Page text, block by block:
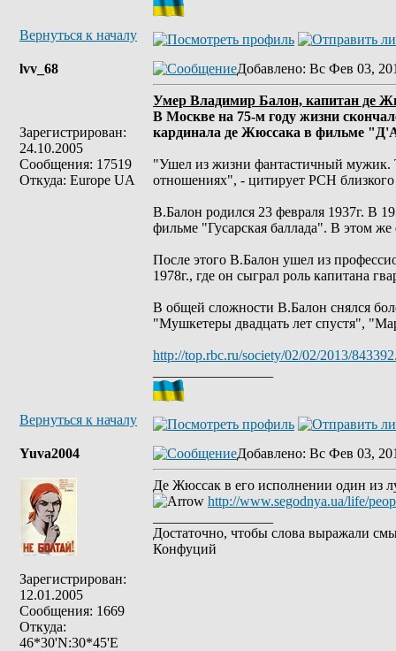
Вернуться к началу
lvv_68
Зарегистрирован:
24.10.2005
Сообщения: 17519
Откуда: Europe UA
Добавлено: Вс Фев 03,
Умер Владимир Балон, капитан де
В Москве на 75-м году жизни
кардинала де Жюссака в фильме
"Ушел из жизни фантастичный мужик.
отношениях", - цитирует РСН
В.Балон родился 23 февраля 1937г. В
фильме "Гусарская баллада". В этом
После этого В.Балон ушел из
1978г., где он сыграл роль капитана
В общей сложности В.Балон снялся
"Мушкетеры двадцать лет спустя",
http://top.rbc.ru/society/02/02/2013/
Вернуться к началу
Yuva2004
Зарегистрирован:
12.01.2005
Сообщения: 1669
Откуда:
46*30'N:30*45'E
Добавлено: Вс Фев 03,
Де Жюссак в его исполнении один из
http://www.segodnya.ua/life/
Достаточно, чтобы слова выражали
Конфуций